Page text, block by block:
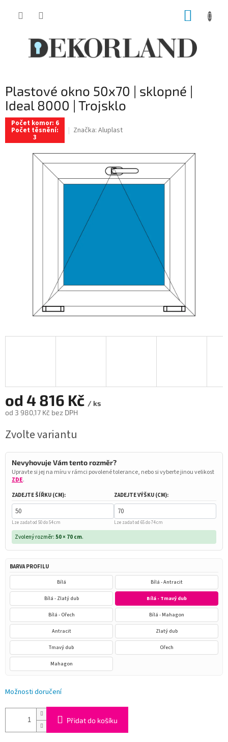
Plastové okno 50x70 | sklopné |
Ideal 8000 | Trojsklo
Počet komor: 6
Počet těsnění:
3
Značka: Aluplast
od 4 816 Kč / ks
od 3 980,17 Kč bez DPH
cena:
Zvolte variantu
Nevyhovuje Vám tento rozměr?
Upravte si jej na míru v rámci povolené tolerance, nebo si vyberte jinou velikost
ZDE.
ZADEJTE ŠÍŘKU (CM):
Lze zadat od 50 do 54 cm
ZADEJTE VÝŠKU (CM):
Lze zadat od 65 do 74 cm
Zvolený rozměr: 50 × 70 cm.
BARVA PROFILU
Bílá Bílá - Antracit
Bílá - Zlatý dub Bílá - Tmavý dub
Bílá - Ořech Bílá - Mahagon
Antracit Zlatý dub
Tmavý dub Ořech
Mahagon
Možnosti doručení
Přidat do košíku